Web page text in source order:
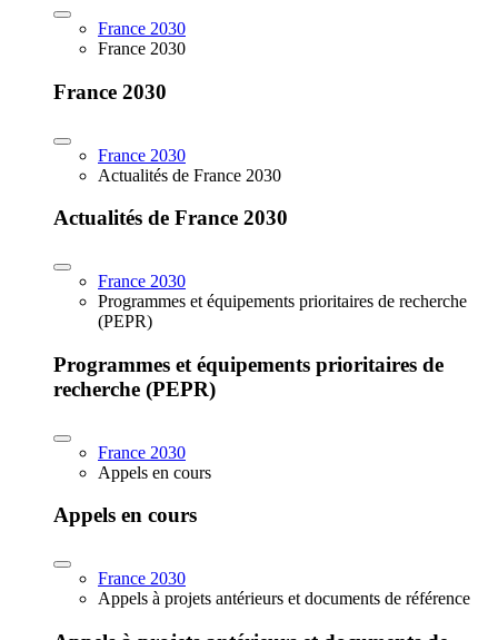
France 2030
France 2030
France 2030
France 2030
Actualités de France 2030
Actualités de France 2030
France 2030
Programmes et équipements prioritaires de recherche
(PEPR)
Programmes et équipements prioritaires de
recherche (PEPR)
France 2030
Appels en cours
Appels en cours
France 2030
Appels à projets antérieurs et documents de référence